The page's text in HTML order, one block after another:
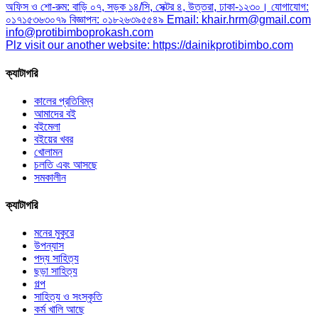
অফিস ও শো-রুম: বাড়ি ০৭, সড়ক ১৪/সি, সেক্টর ৪, উত্তরা, ঢাকা-১২৩০। যোগাযোগ:
০১৭১৫৩৬৩০৭৯ বিজ্ঞাপন: ০১৮২৬৩৯৫৫৪৯ Email: khair.hrm@gmail.com
info@protibimboprokash.com
Plz visit our another website: https://dainikprotibimbo.com
ক্যাটাগরি
কালের প্রতিবিম্ব
আমাদের বই
বইমেলা
বইয়ের খবর
খোলামন
চলতি এবং আসছে
সমকালীন
ক্যাটাগরি
মনের মুকুরে
উপন্যাস
পদ্য সাহিত্য
ছড়া সাহিত্য
গল্প
সাহিত্য ও সংস্কৃতি
কর্ম খালি আছে